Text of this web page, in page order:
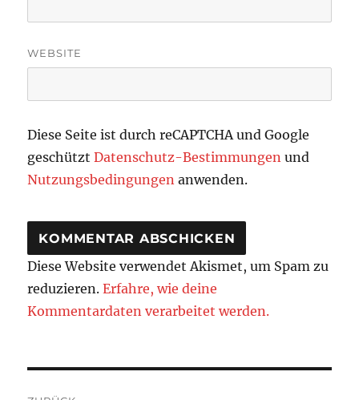
WEBSITE
Diese Seite ist durch reCAPTCHA und Google
geschütztDatenschutz-Bestimmungen und
Nutzungsbedingungen anwenden.
Diese Website verwendet Akismet, um Spam zu
reduzieren.Erfahre, wie deine
Kommentardaten verarbeitet werden.